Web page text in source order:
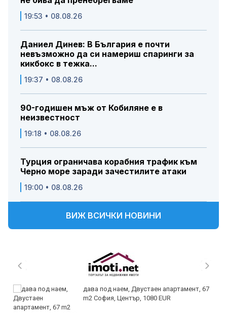
19:53 • 08.08.26
Даниел Динев: В България е почти
невъзможно да си намериш спаринги за
кикбокс в тежка...
19:37 • 08.08.26
90-годишен мъж от Кобиляне е в
неизвестност
19:18 • 08.08.26
Турция ограничава корабния трафик към
Черно море заради зачестилите атаки
19:00 • 08.08.26
ВИЖ ВСИЧКИ НОВИНИ
дава под наем, Двустаен апартамент, 67
m2 София, Център, 1080 EUR